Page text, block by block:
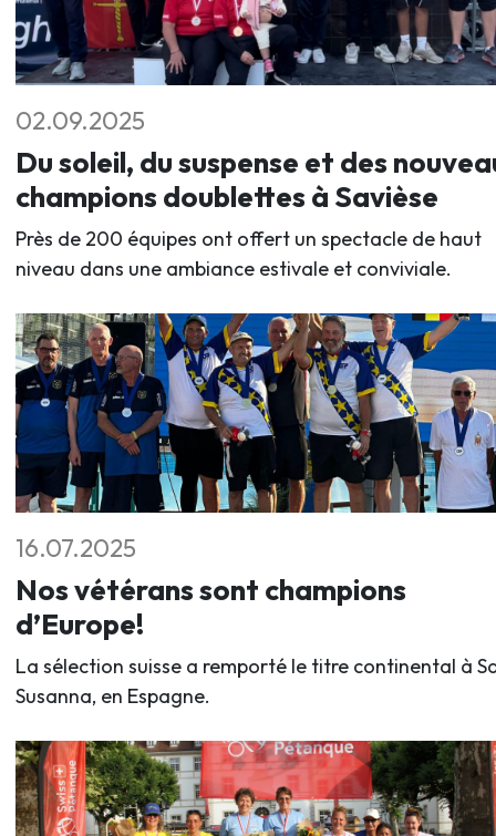
02.09.2025
Du soleil, du suspense et des
champions doublettes à Savièse
Près de 200 équipes ont offert un spectacle de haut
niveau dans une ambiance estivale et conviviale.
16.07.2025
Nos vétérans sont champions
d’Europe!
La sélection suisse a remporté le titre continental à
Susanna, en Espagne.